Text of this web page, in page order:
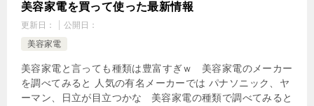
美容家電を買って使った最新情報
更新日：
公開日：
美容家電
美容家電と言っても種類は豊富すぎｗ 美容家電のメーカー
を調べてみると 人気の有名メーカーでは パナソニック、ヤ
ーマン、日立が目立つかな 美容家電の種類で調べてみると